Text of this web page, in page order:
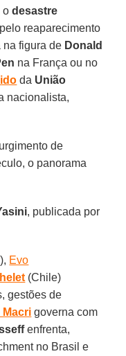
odesastre
reaparecimento
na figura de Donald
na França ou no
da União
nacionalista,
de
o panorama
, publicada por
Evo
(Chile)
gestões de
Macri governa com
enfrenta,
no Brasil e